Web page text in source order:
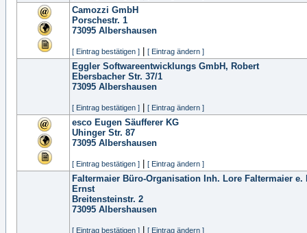
Camozzi GmbH
Porschestr. 1
73095 Albershausen
[ Eintrag bestätigen ] [ Eintrag ändern ]
Eggler Softwareentwicklungs GmbH, Robert
Ebersbacher Str. 37/1
73095 Albershausen
[ Eintrag bestätigen ] [ Eintrag ändern ]
esco Eugen Säufferer KG
Uhinger Str. 87
73095 Albershausen
[ Eintrag bestätigen ] [ Eintrag ändern ]
Faltermaier Büro-Organisation Inh. Lore Faltermaier e.
Ernst
Breitensteinstr. 2
73095 Albershausen
[ Eintrag bestätigen ] [ Eintrag ändern ]